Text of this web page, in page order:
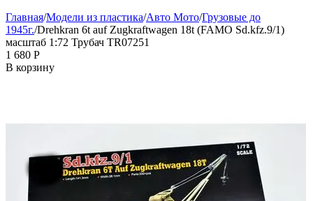
Главная/Модели из пластика/Авто Мото/Грузовые до
1945г./Drehkran 6t auf Zugkraftwagen 18t (FAMO Sd.kfz.9/1)
масштаб 1:72 Трубач TR07251
1 680 Р
В корзину